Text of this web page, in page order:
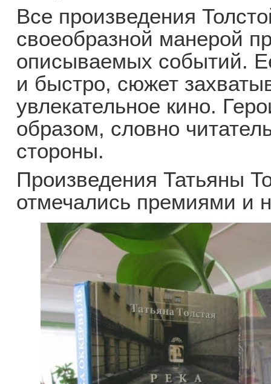
Все произведения
своеобразной манерой
описываемых событий.
и быстро, сюжет
увлекательное кино.
образом, словно
стороны.
Произведения Татьяны
отмечались премиями и